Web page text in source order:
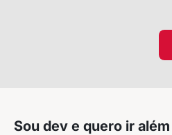
Sou dev e quero ir além